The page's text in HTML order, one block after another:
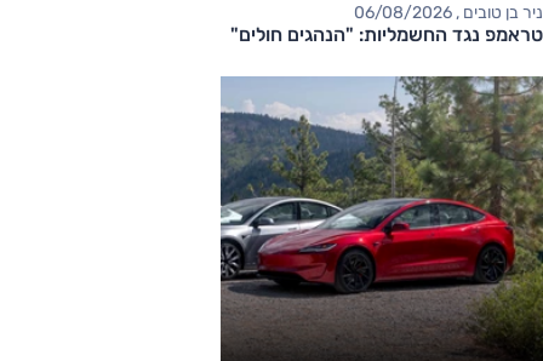
ניר בן טובים , 06/08/2026
טראמפ נגד החשמליות: "הנהגים חולים"